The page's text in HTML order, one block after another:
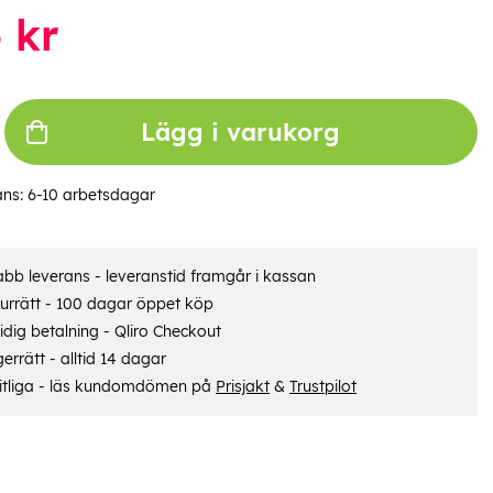
kr
Lägg i varukorg
6-10 arbetsdagar
leverans - leveranstid framgår i kassan
- 100 dagar öppet köp
betalning - Qliro Checkout
- alltid 14 dagar
- läs kundomdömen på Prisjakt& Trustpilot